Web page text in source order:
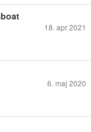
18. apr 2021
6. maj 2020